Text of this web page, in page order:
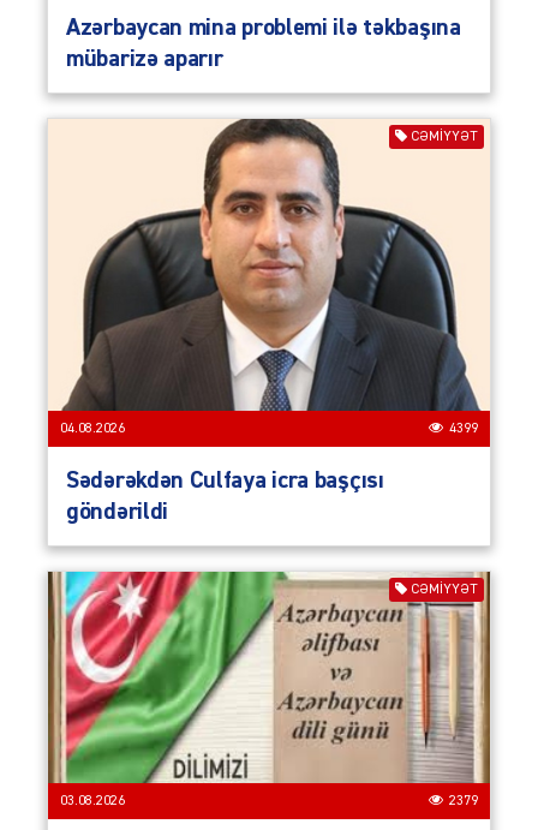
Azərbaycan mina problemi ilə təkbaşına
mübarizə aparır
CƏMIYYƏT
04.08.2026 4399
Sədərəkdən Culfaya icra başçısı
göndərildi
CƏMIYYƏT
03.08.2026 2379